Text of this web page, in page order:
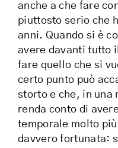
anche a che fare
piuttosto serio che
anni. Quando si è
avere davanti tutto
fare quello che si
certo punto può
storto e che, in una
renda conto di
temporale molto
davvero fortunata: